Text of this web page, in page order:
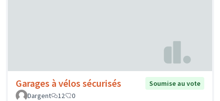
Garages à vélos sécurisés
Soumise au vote
Dargent
12 0